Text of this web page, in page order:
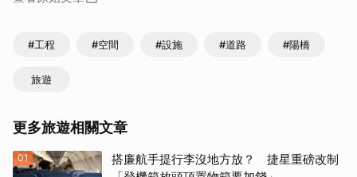
#工程 #空間 #設施 #道路 #陽橋
旅遊
更多旅遊相關文章
01
搭廉航手提行李沒地方放？ 捷星重磅改制